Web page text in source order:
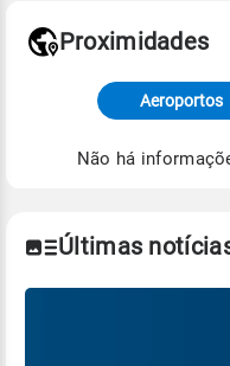
Fonte: dados
meteorológicas e
de Tempo e
Proximidades
Aeroportos
Não há
Últimas